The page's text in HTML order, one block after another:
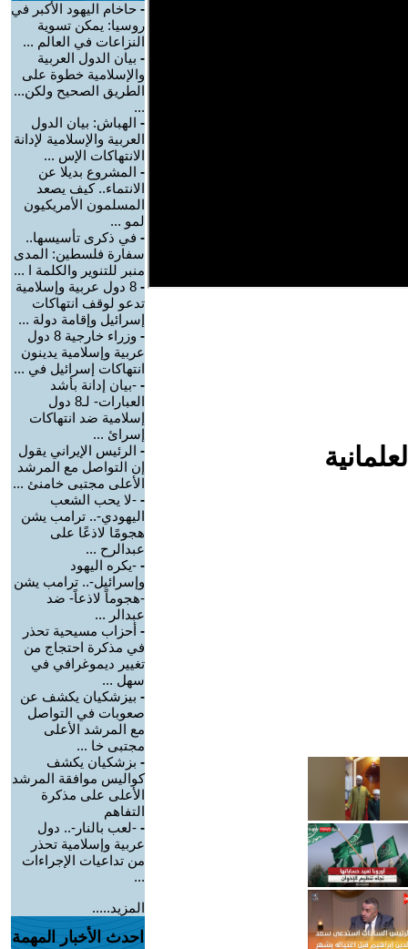
- حاخام اليهود الأكبر في
روسيا: يمكن تسوية
النزاعات في العالم ...
- بيان الدول العربية
والإسلامية خطوة على
الطريق الصحيح ولكن...
...
- الهباش: بيان الدول
العربية والإسلامية لإدانة
الانتهاكات الإس ...
- المشروع بديلا عن
الانتماء.. كيف يصعد
المسلمون الأمريكيون
لمو ...
- في ذكرى تأسيسها..
سفارة فلسطين: المدى
منبر للتنوير والكلمة ا ...
-
8 دول عربية وإسلامية
تدعو لوقف انتهاكات
إسرائيل وإقامة دولة ...
-
وزراء خارجية 8 دول
عربية وإسلامية يدينون
انتهاكات إسرائيل في ...
- -بيان إدانة بأشد
العبارات- لـ8 دول
إسلامية ضد انتهاكات
إسرائ ...
- الرئيس الإيراني يقول
إن التواصل مع المرشد
الأعلى مجتبى خامنئ ...
- -لا يحب الشعب
اليهودي-.. ترامب يشن
هجومًا لاذعًا على
عبدالرح ...
- -يكره اليهود
وإسرائيل-.. ترامب يشن
-هجوماً لاذعاً- ضد
عبدالر ...
- أحزاب مسيحية تحذر
في مذكرة احتجاج من
تغيير ديموغرافي في
سهل ...
- بيزشكيان يكشف عن
صعوبات في التواصل
مع المرشد الأعلى
مجتبى خا ...
- بزشكيان يكشف
كواليس موافقة المرشد
الأعلى على مذكرة
التفاهم
- -لعب بالنار-.. دول
عربية وإسلامية تحذر
من تداعيات الإجراءات
...
المزيد.....
احدث الأخبار المهمة